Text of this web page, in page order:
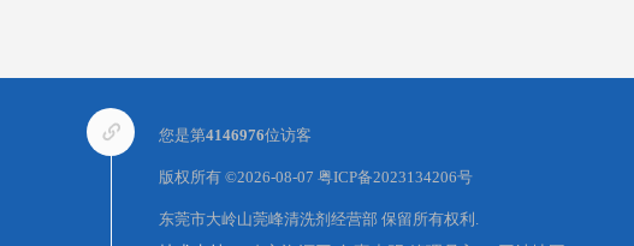
您是第4146976位访客
版权所有 ©2026-08-07 粤ICP备2023134206号
东莞市大岭山莞峰清洗剂经营部 保留所有权利.